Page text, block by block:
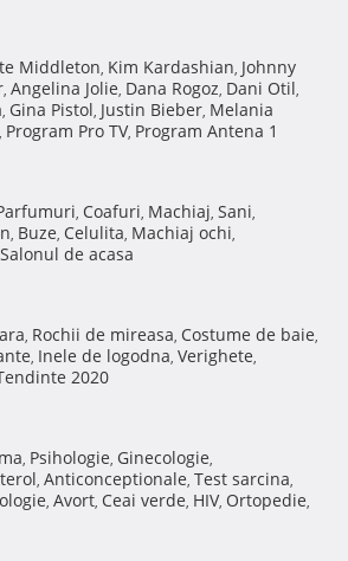
Middleton, Kim Kardashian, Johnny
, Angelina Jolie, Dana Rogoz, Dani Otil,
, Gina Pistol, Justin Bieber, Melania
, Program Pro TV, Program Antena 1
, Coafuri, Machiaj, Sani,
, Buze, Celulita, Machiaj ochi,
Salonul de acasa
, Rochii de mireasa, Costume de baie,
, Inele de logodna, Verighete,
2020
, Psihologie, Ginecologie,
, Anticonceptionale, Test sarcina,
, Avort, Ceai verde, HIV, Ortopedie,